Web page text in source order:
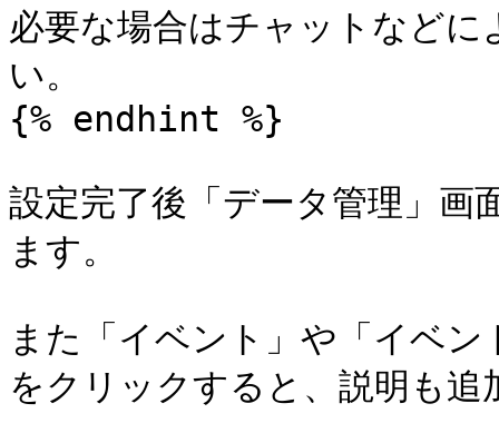
必要な場合はチャットなど
い。
{% endhint %}
設定完了後「データ管理」画
ます。
また「イベント」や「イベ
をクリックすると、説明も追